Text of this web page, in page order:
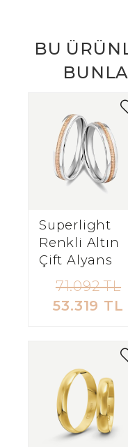
BU
Superlight
Renkli Altın
Çift Alyans
71.092 TL
53.319 TL